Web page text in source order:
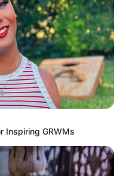
a valorar su identidad,
y exaltar la esencia
una experiencia
como para
con la
en coordinación con
corredor artístico de
de México
Inspiring GRWMs